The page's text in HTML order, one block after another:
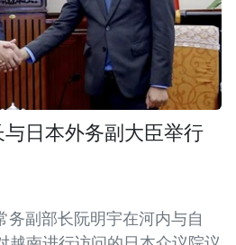
日本外务副大臣举行
务副部长阮明宇在河内与自